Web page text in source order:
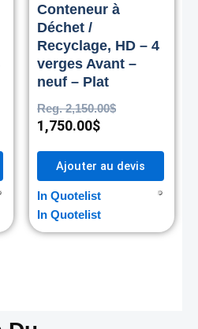
Conteneur à
Déchet /
Recyclage, HD – 4
verges Avant –
neuf – Plat
Reg.2,150.00$
1,750.00$
Ajouter au devis
In Quotelist
In Quotelist